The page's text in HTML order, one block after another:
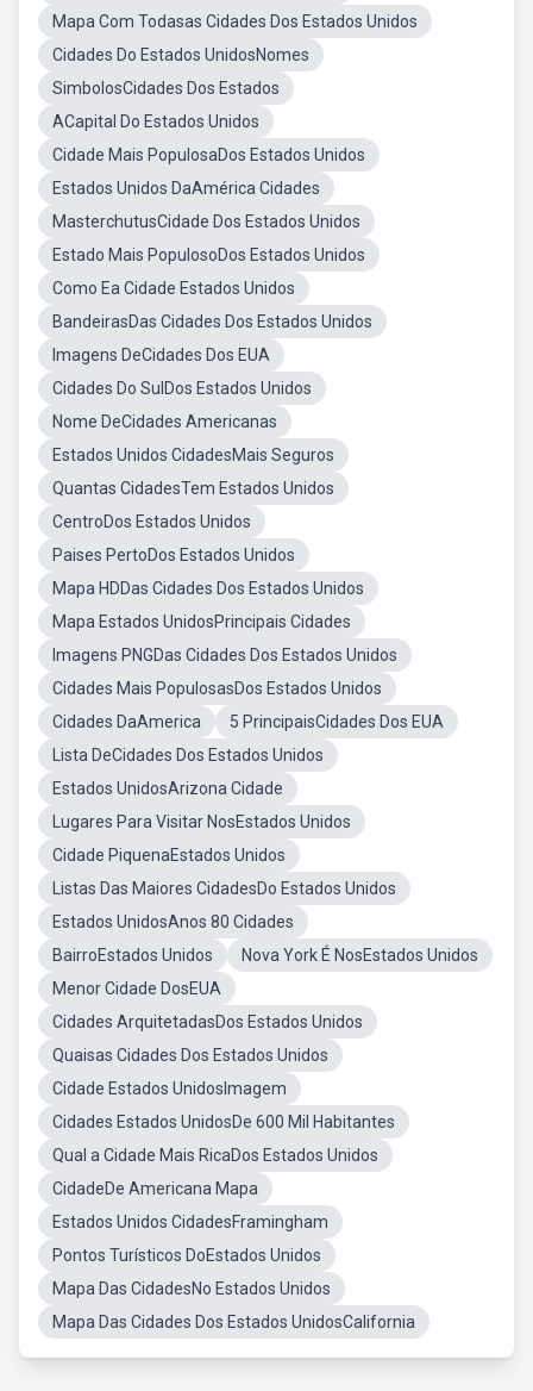
Mapa Com Todasas Cidades Dos Estados Unidos
Cidades Do Estados UnidosNomes
SimbolosCidades Dos Estados
ACapital Do Estados Unidos
Cidade Mais PopulosaDos Estados Unidos
Estados Unidos DaAmérica Cidades
MasterchutusCidade Dos Estados Unidos
Estado Mais PopulosoDos Estados Unidos
Como Ea Cidade Estados Unidos
BandeirasDas Cidades Dos Estados Unidos
Imagens DeCidades Dos EUA
Cidades Do SulDos Estados Unidos
Nome DeCidades Americanas
Estados Unidos CidadesMais Seguros
Quantas CidadesTem Estados Unidos
CentroDos Estados Unidos
Paises PertoDos Estados Unidos
Mapa HDDas Cidades Dos Estados Unidos
Mapa Estados UnidosPrincipais Cidades
Imagens PNGDas Cidades Dos Estados Unidos
Cidades Mais PopulosasDos Estados Unidos
Cidades DaAmerica
5 PrincipaisCidades Dos EUA
Lista DeCidades Dos Estados Unidos
Estados UnidosArizona Cidade
Lugares Para Visitar NosEstados Unidos
Cidade PiquenaEstados Unidos
Listas Das Maiores CidadesDo Estados Unidos
Estados UnidosAnos 80 Cidades
BairroEstados Unidos
Nova York É NosEstados Unidos
Menor Cidade DosEUA
Cidades ArquitetadasDos Estados Unidos
Quaisas Cidades Dos Estados Unidos
Cidade Estados UnidosImagem
Cidades Estados UnidosDe 600 Mil Habitantes
Qual a Cidade Mais RicaDos Estados Unidos
CidadeDe Americana Mapa
Estados Unidos CidadesFramingham
Pontos Turísticos DoEstados Unidos
Mapa Das CidadesNo Estados Unidos
Mapa Das Cidades Dos Estados UnidosCalifornia